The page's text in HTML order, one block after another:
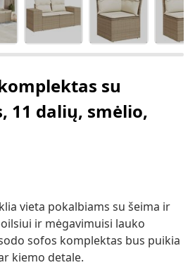
su
11 dalių, smėlio,
vieta pokalbiams su šeima ir
ir mėgavimuisi lauko
sofos komplektas bus puikia
kiemo detale.